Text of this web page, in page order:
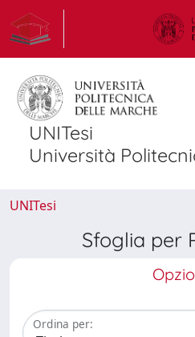
UNITesi
Università
UNITesi
Sfoglia per
Ordina per: